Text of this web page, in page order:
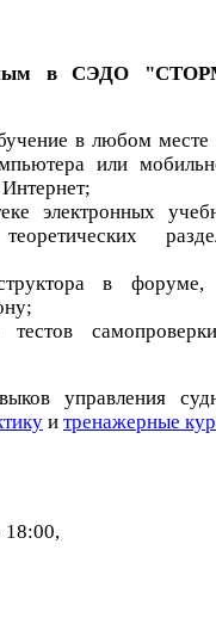
в СЭДО
в любом
или
электронных
в
управления
и тренажерные
18:00,